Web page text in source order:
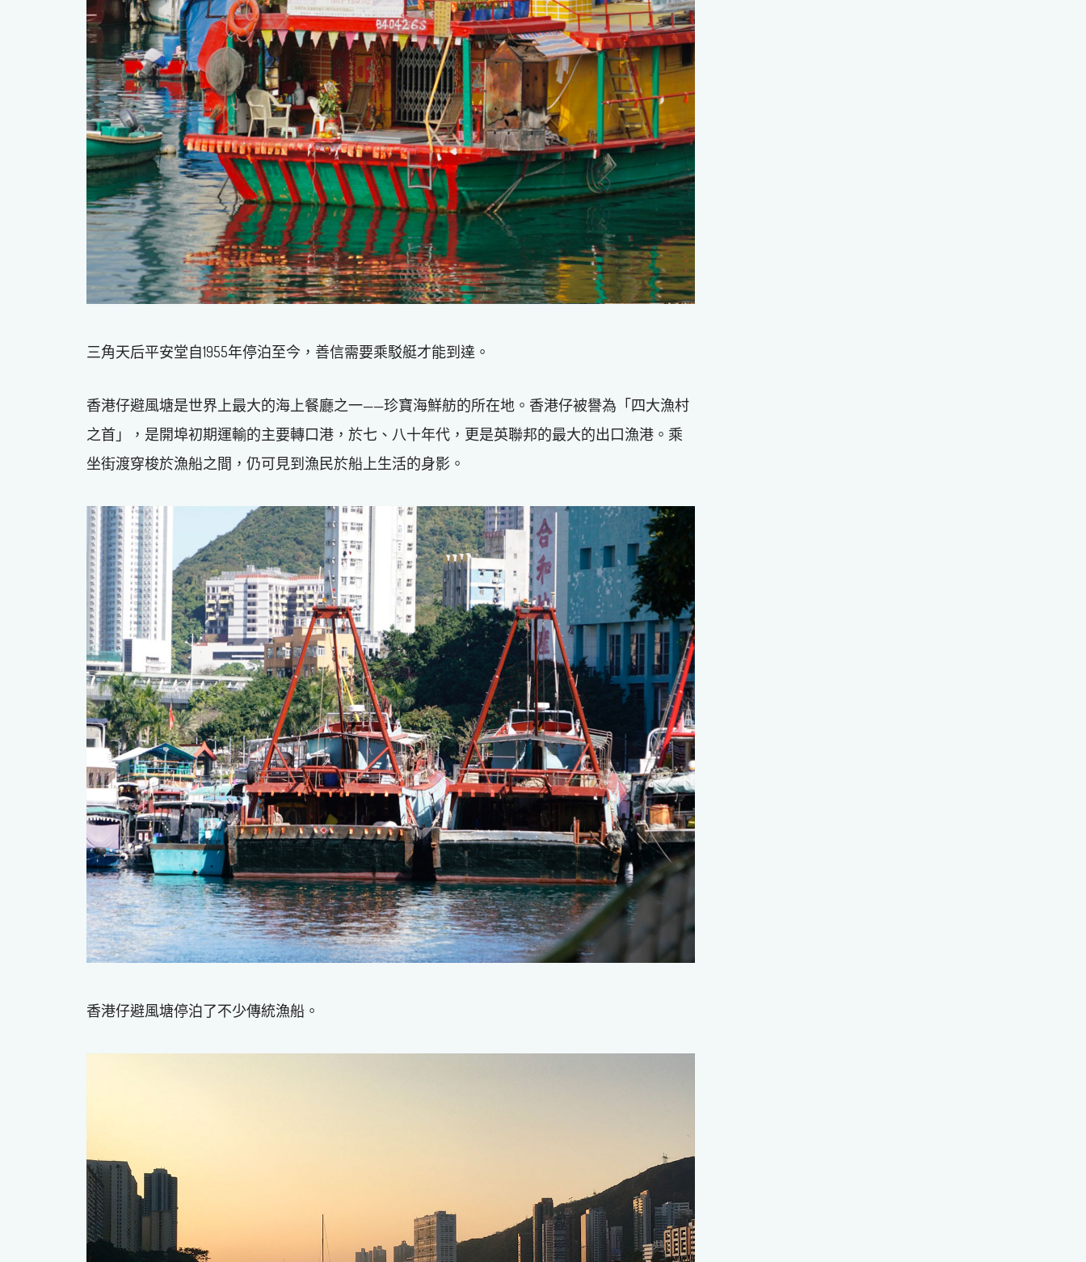
三角天后平安堂自1955年停泊至今，善信需要乘駁艇才能到達。
香港仔避風塘是世界上最大的海上餐廳之一——珍寶海鮮舫的所在地。香港仔被譽為「四大漁村
之首」，是開埠初期運輸的主要轉口港，於七、八十年代，更是英聯邦的最大的出口漁港。乘
坐街渡穿梭於漁船之間，仍可見到漁民於船上生活的身影。
香港仔避風塘停泊了不少傳統漁船。